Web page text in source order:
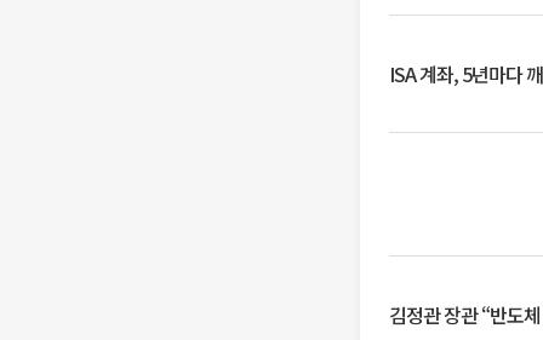
ISA 계좌, 5년마다
김정관 장관 “반도